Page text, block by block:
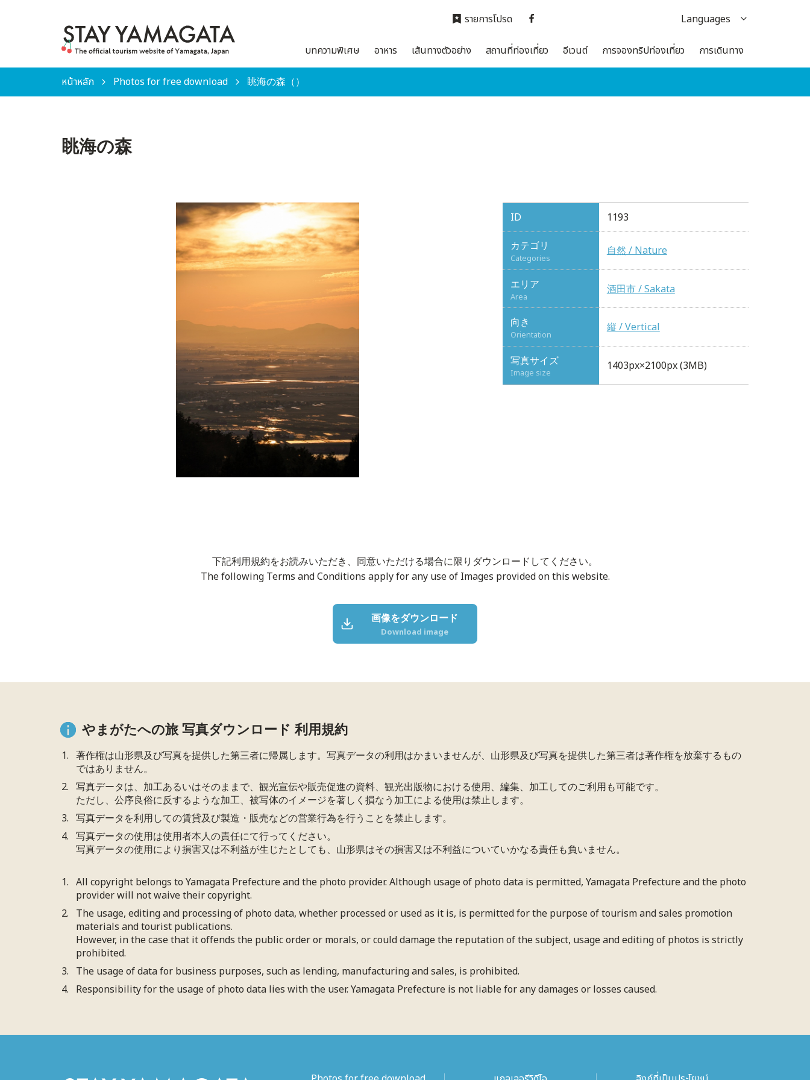
บทความพิเศษ อาหาร เส้นทางตัวอย่าง สถานที่ท่องเที่ยว อีเวนต์ การจองทริปท่องเที่ยว การเดินทาง
รายการโปรด
Languages
日本語
หน้าหลัก Photos for free download 眺海の森（）
眺海の森
ID
1193
カテゴリ
Categories
自然 / Nature
エリア
Area
酒田市 / Sakata
向き
Orientation
縦 / Vertical
写真サイズ
Image size
1403px×2100px (3MB)
下記利用規約をお読みいただき、同意いただける場合に限りダウンロードしてください。
The following Terms and Conditions apply for any use of Images provided on this website.
画像をダウンロード
Download image
やまがたへの旅 写真ダウンロード 利用規約
著作権は山形県及び写真を提供した第三者に帰属します。写真データの利用はかまいませんが、山形県及び写真を提供した第三者は著作権を放棄するもの
ではありません。
写真データは、加工あるいはそのままで、観光宣伝や販売促進の資料、観光出版物における使用、編集、加工してのご利用も可能です。
ただし、公序良俗に反するような加工、被写体のイメージを著しく損なう加工による使用は禁止します。
写真データを利用しての賃貸及び製造・販売などの営業行為を行うことを禁止します。
写真データの使用は使用者本人の責任にて行ってください。
写真データの使用により損害又は不利益が生じたとしても、山形県はその損害又は不利益についていかなる責任も負いません。
All copyright belongs to Yamagata Prefecture and the photo provider. Although usage of photo data is permitted, Yamagata Prefecture and the photo
provider will not waive their copyright.
The usage, editing and processing of photo data, whether processed or used as it is, is permitted for the purpose of tourism and sales promotion
materials and tourist publications.
However, in the case that it offends the public order or morals, or could damage the reputation of the subject, usage and editing of photos is strictly
prohibited.
The usage of data for business purposes, such as lending, manufacturing and sales, is prohibited.
Responsibility for the usage of photo data lies with the user. Yamagata Prefecture is not liable for any damages or losses caused.